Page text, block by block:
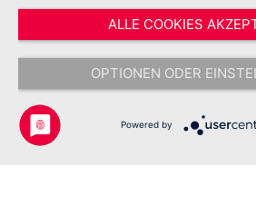
* Alle Preise inkl. gesetzl. Mehrwertsteuer
Nachnahmegebühren, wenn nicht
Copyright © 2026 Johanniter-Unfall-
vorbehalten.
ALLE COOKIES
OPTIONEN ODER
Powered by